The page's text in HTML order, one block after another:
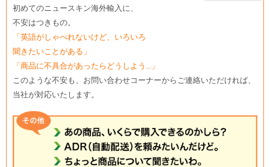
初めてのニュースキン海外輸入に、
不安はつきもの。
「英語がしゃべれないけど、いろいろ
聞きたいことがある」
「商品に不具合があったらどうしよう…」
このような不安も、お問い合わせコーナーからご連絡いただければ、
当社が対応いたします。